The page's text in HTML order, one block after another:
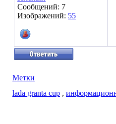
Сообщений: 7
Изображений: 55
Метки
lada granta cup ,